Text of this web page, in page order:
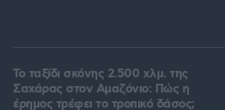
Το ταξίδι σκόνης 2.500 χλμ. της
Σαχάρας στον Αμαζόνιο: Πώς η
έρημος τρέφει το τροπικό δάσος;